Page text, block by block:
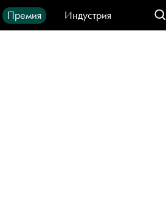
Премия
Индустрия
продукты